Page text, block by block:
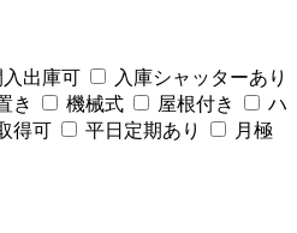
入出庫可
入庫シャッターあり
き 機械式 屋根付き
ハ
得可 平日定期あり
月極